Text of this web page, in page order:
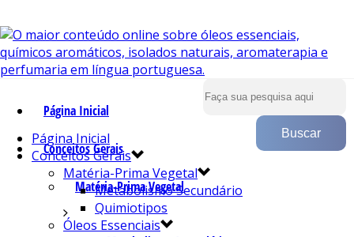
Página Inicial
Conceitos Gerais
Matéria-Prima Vegetal
Página Inicial
Conceitos Gerais
Matéria-Prima Vegetal
Metabolismo Secundário
Quimiotipos
Óleos Essenciais